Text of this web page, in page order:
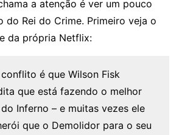
a atenção é ver um pouco
do Rei do Crime. Primeiro veja o
da própria Netflix:
é que Wilson Fisk
que está fazendo o melhor
Inferno – e muitas vezes ele
que o Demolidor para o seu